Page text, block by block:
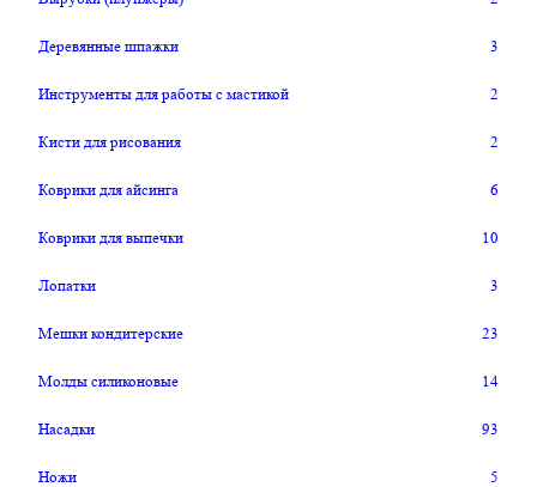
Деревянные шпажки 3
Инструменты для работы с мастикой 2
Кисти для рисования 2
Коврики для айсинга 6
Коврики для выпечки 10
Лопатки 3
Мешки кондитерские 23
Молды силиконовые 14
Насадки 93
Ножи 5